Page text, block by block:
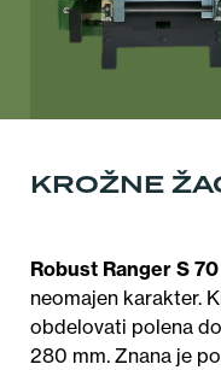
KROŽNE
Robust Ranger S 70
neomajen karakter.
obdelovati polena
280 mm. Znana je